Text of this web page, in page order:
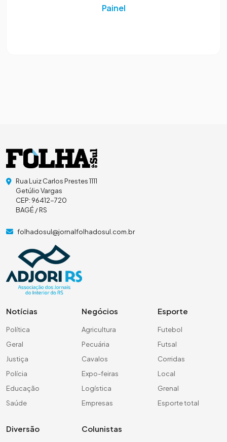
Painel
Rua Luiz Carlos Prestes 1111
Getúlio Vargas
CEP: 96412-720
BAGÉ / RS
folhadosul@jornalfolhadosul.com.br
Notícias
Política
Geral
Justiça
Polícia
Educação
Saúde
Negócios
Agricultura
Pecuária
Cavalos
Expo-feiras
Logística
Empresas
Esporte
Futebol
Futsal
Corridas
Local
Grenal
Esporte total
Diversão Colunistas